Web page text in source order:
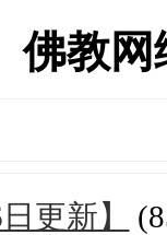
佛教网
更新】